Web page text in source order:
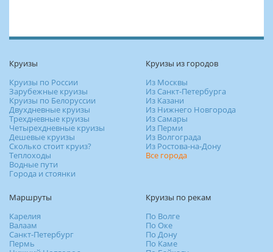
Круизы
Круизы по России
Зарубежные круизы
Круизы по Белоруссии
Двухдневные круизы
Трехдневные круизы
Четырехдневные круизы
Дешевые круизы
Сколько стоит круиз?
Теплоходы
Водные пути
Города и стоянки
Круизы из городов
Из Москвы
Из Санкт-Петербурга
Из Казани
Из Нижнего Новгорода
Из Самары
Из Перми
Из Волгограда
Из Ростова-на-Дону
Все города
Маршруты
Карелия
Валаам
Санкт-Петербург
Пермь
Круизы по рекам
По Волге
По Оке
По Дону
По Каме